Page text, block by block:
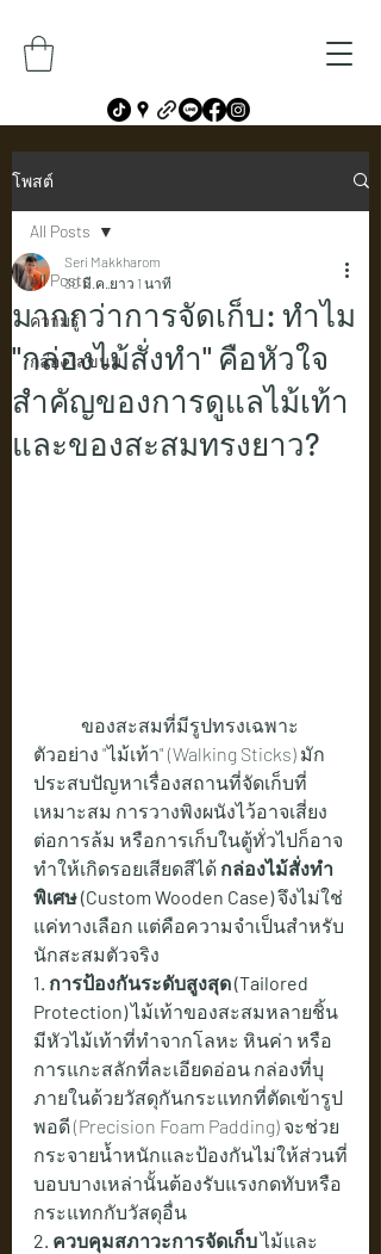
โพสต์
All Posts
ความรู้
กล่องใส่ขนม
All Posts
มากกว่าการจัดเก็บ: ทำไม
"กล่องไม้สั่งทำ" คือหัวใจ
สำคัญของการดูแลไม้เท้า
และของสะสมทรงยาว?
Seri Makkharom
30 มี.ค. ยาว 1 นาที
ตัวอย่าง "ไม้เท้า" (Walking Sticks) มัก
ประสบปัญหาเรื่องสถานที่จัดเก็บที่
เหมาะสม การวางพิงผนังไว้อาจเสี่ยง
ต่อการล้ม หรือการเก็บในตู้ทั่วไปก็อาจ
ทำให้เกิดรอยเสียดสีได้ กล่องไม้สั่งทำ
พิเศษ (Custom Wooden Case) จึงไม่ใช่
แค่ทางเลือก แต่คือความจำเป็นสำหรับ
นักสะสมตัวจริง
1. การป้องกันระดับสูงสุด (Tailored
Protection) ไม้เท้าของสะสมหลายชิ้น
มีหัวไม้เท้าที่ทำจากโลหะ หินค่า หรือ
การแกะสลักที่ละเอียดอ่อน กล่องที่บุ
ภายในด้วยวัสดุกันกระแทกที่ตัดเข้ารูป
พอดี (Precision Foam Padding) จะช่วย
กระจายน้ำหนักและป้องกันไม่ให้ส่วนที่
บอบบางเหล่านั้นต้องรับแรงกดทับหรือ
กระแทกกับวัสดุอื่น
2. ควบคุมสภาวะการจัดเก็บ ไม้และ